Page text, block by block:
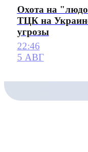
Охота на
ТЦК на
угрозы
22:46
5 АВГ